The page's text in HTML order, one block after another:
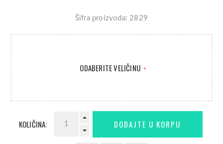
Šifra proizvoda: 2829
ODABERITE VELIČINU *
KOLIČINA: